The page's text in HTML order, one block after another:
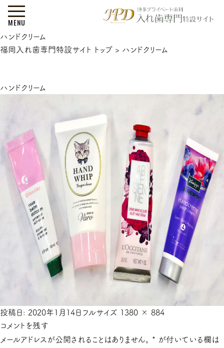
MENU
ハンドクリーム
福岡入れ歯専門特設サイト トップ > ハンドクリーム
ハンドクリーム
投稿日: 2020年1月14日 フルサイズ 1380 × 884
コメントを残す
メールアドレスが公開されることはありません。
* が付いている欄は